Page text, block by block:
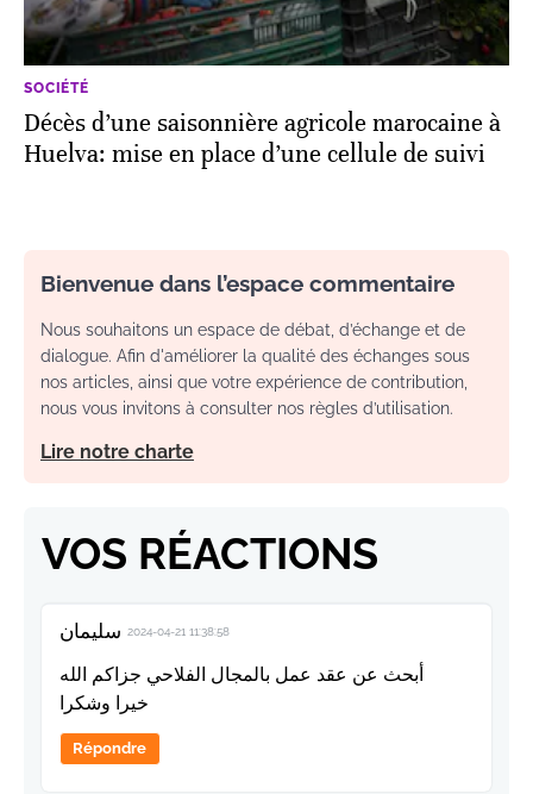
SOCIÉTÉ
Décès d’une saisonnière agricole marocaine à
Huelva: mise en place d’une cellule de suivi
Bienvenue dans l’espace commentaire
Nous souhaitons un espace de débat, d’échange et de
dialogue. Afin d'améliorer la qualité des échanges sous
nos articles, ainsi que votre expérience de contribution,
nous vous invitons à consulter nos règles d’utilisation.
Lire notre charte
VOS RÉACTIONS
سليمان 2024-04-21 11:38:58
أبحث عن عقد عمل بالمجال الفلاحي جزاكم الله
خيرا وشكرا
Répondre